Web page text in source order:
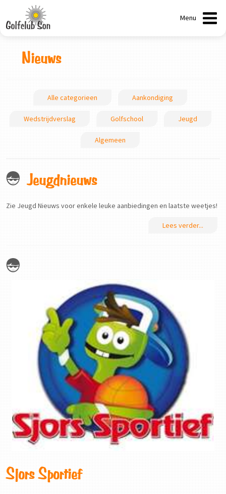
Menu
Nieuws
Alle categorieen Aankondiging
Wedstrijdverslag Golfschool Jeugd
Algemeen
Jeugdnieuws
Zie Jeugd Nieuws voor enkele leuke aanbiedingen en laatste weetjes!
Lees verder...
Sjors Sportief